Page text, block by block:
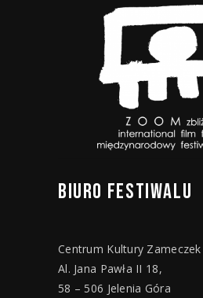
BIURO FESTIWALU
Centrum Kultury Zameczek
Al. Jana Pawła II 18,
58 – 506 Jelenia Góra